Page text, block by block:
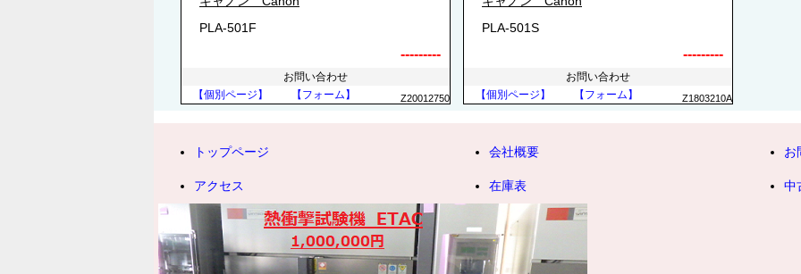
PLA-501F
---------
お問い合わせ
【個別ページ】
【フォーム】 Z20012750
PLA-501S
---------
お問い合わせ
【個別ページ】
【フォーム】 Z1803210A
トップページ 会社概要 お
アクセス 在庫表 中